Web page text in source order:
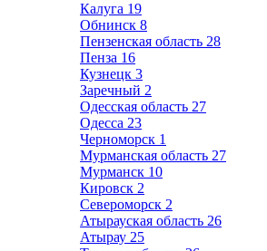
Калуга 19
Обнинск 8
Пензенская область 28
Пенза 16
Кузнецк 3
Заречный 2
Одесская область 27
Одесса 23
Черноморск 1
Мурманская область 27
Мурманск 10
Кировск 2
Североморск 2
Атырауская область 26
Атырау 25